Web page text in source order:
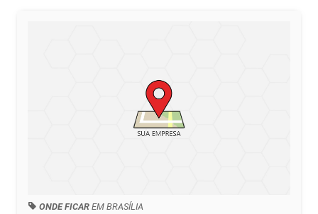
ONDE FICAR EM BRASÍLIA